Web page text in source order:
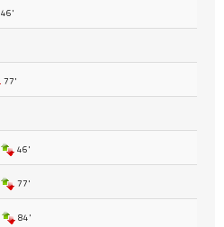
46'
77'
46'
77'
84'